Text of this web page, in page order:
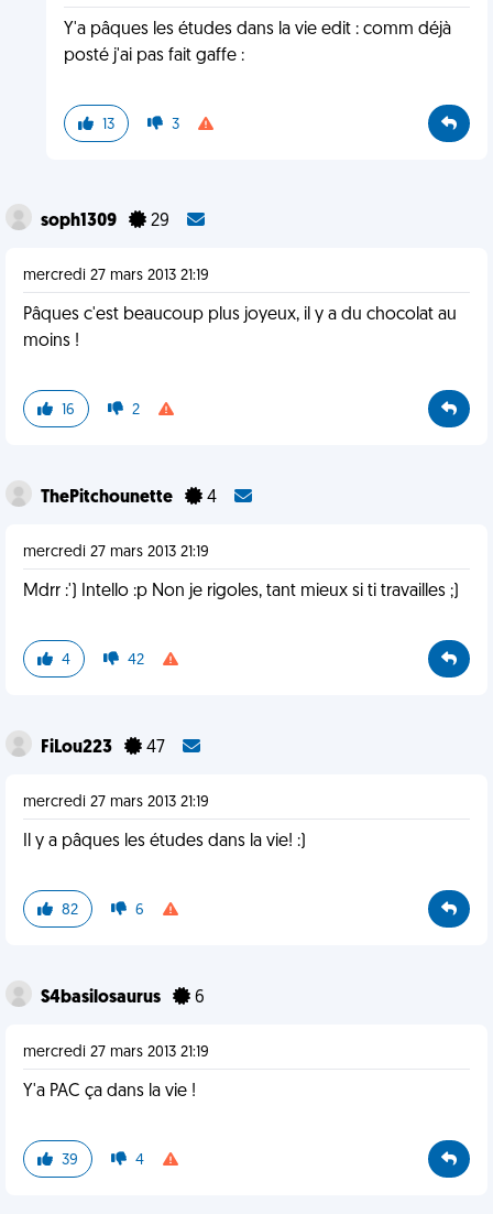
Y'a pâques les études dans la vie edit : comm déjà
posté j'ai pas fait gaffe :
13 3
soph1309 29
mercredi 27 mars 2013 21:19
Pâques c'est beaucoup plus joyeux, il y a du chocolat au
moins !
16 2
ThePitchounette 4
mercredi 27 mars 2013 21:19
Mdrr :') Intello :p Non je rigoles, tant mieux si ti travailles ;)
4 42
FiLou223 47
mercredi 27 mars 2013 21:19
Il y a pâques les études dans la vie! :)
82 6
S4basilosaurus 6
mercredi 27 mars 2013 21:19
Y'a PAC ça dans la vie !
39 4